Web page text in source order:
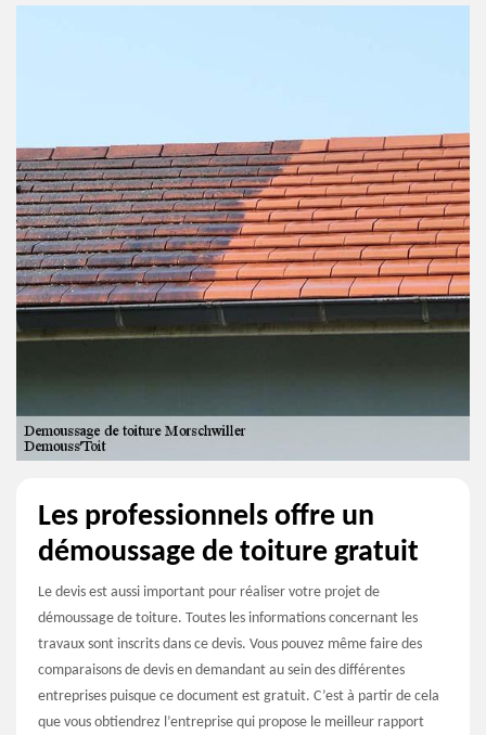
Les professionnels offre un
démoussage de toiture gratuit
Le devis est aussi important pour réaliser votre projet de
démoussage de toiture. Toutes les informations concernant les
travaux sont inscrits dans ce devis. Vous pouvez même faire des
comparaisons de devis en demandant au sein des différentes
entreprises puisque ce document est gratuit. C’est à partir de cela
que vous obtiendrez l’entreprise qui propose le meilleur rapport